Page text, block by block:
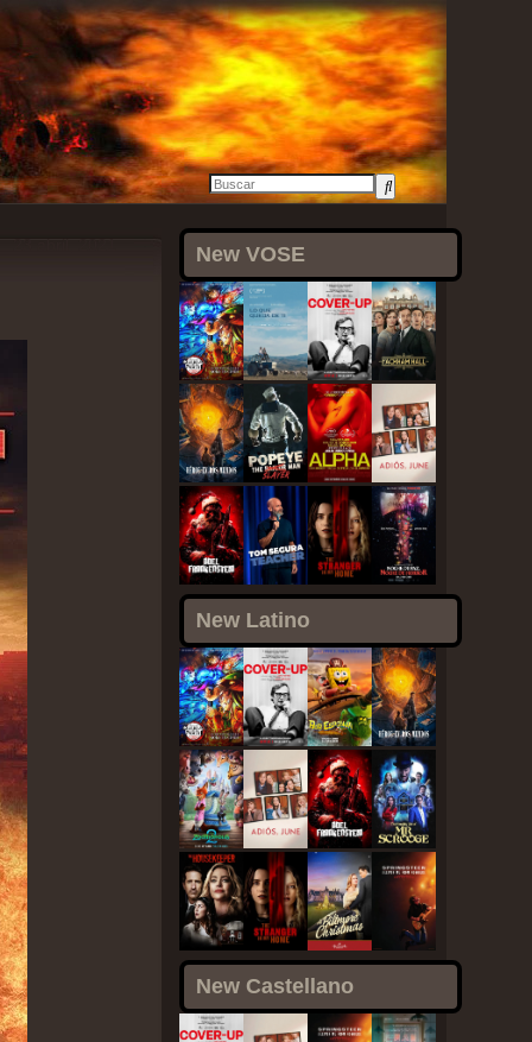
New VOSE
New Latino
New Castellano